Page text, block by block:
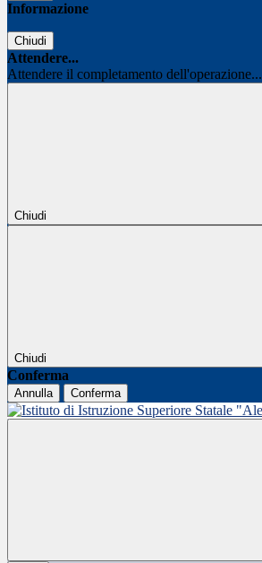
Informazione
Chiudi
Attendere...
Attendere il completamento dell'operazione...
Chiudi
Chiudi
Conferma
Annulla Conferma